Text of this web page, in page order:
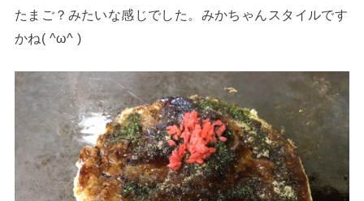
たまご？みたいな感じでした。みかちゃんスタイルです
かね( ^ω^ )